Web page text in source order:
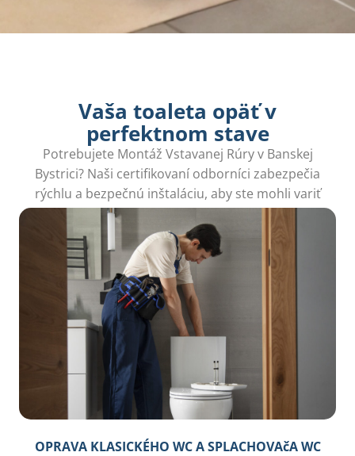
Vaša toaleta opäť v
perfektnom stave
Potrebujete Montáž Vstavanej Rúry v Banskej
Bystrici? Naši certifikovaní odborníci zabezpečia
rýchlu a bezpečnú inštaláciu, aby ste mohli variť
bez obáv.
OPRAVA KLASICKÉHO WC A SPLACHOVAčA WC